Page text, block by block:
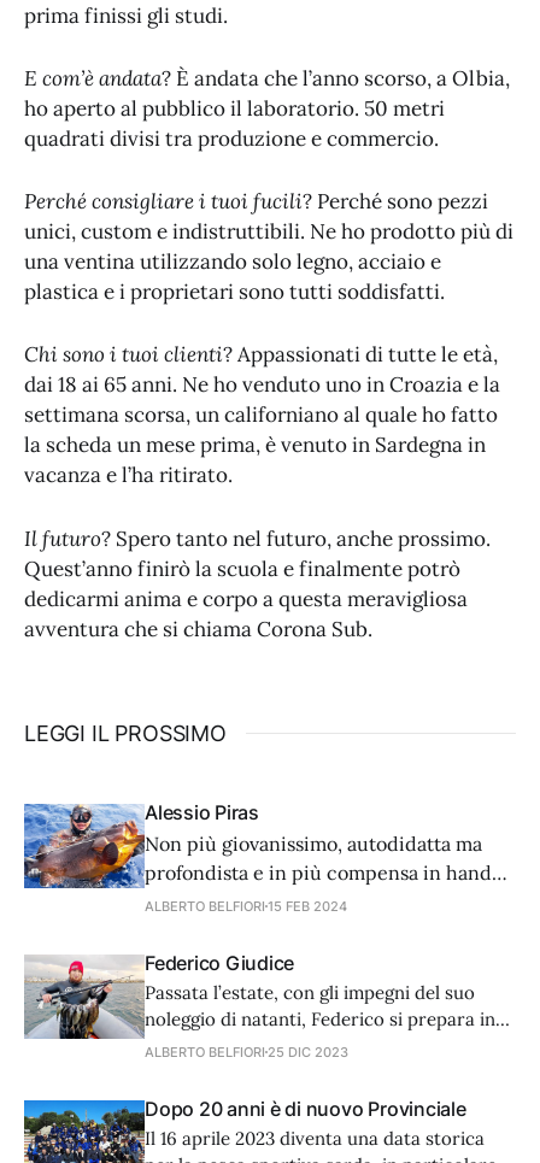
prima finissi gli studi.
E com’è andata? È andata che l’anno scorso, a Olbia,
ho aperto al pubblico il laboratorio. 50 metri
quadrati divisi tra produzione e commercio.
Perché consigliare i tuoi fucili? Perché sono pezzi
unici, custom e indistruttibili. Ne ho prodotto più di
una ventina utilizzando solo legno, acciaio e
plastica e i proprietari sono tutti soddisfatti.
Chi sono i tuoi clienti? Appassionati di tutte le età,
dai 18 ai 65 anni. Ne ho venduto uno in Croazia e la
settimana scorsa, un californiano al quale ho fatto
la scheda un mese prima, è venuto in Sardegna in
vacanza e l’ha ritirato.
Il futuro? Spero tanto nel futuro, anche prossimo.
Quest’anno finirò la scuola e finalmente potrò
dedicarmi anima e corpo a questa meravigliosa
avventura che si chiama Corona Sub.
LEGGI IL PROSSIMO
Alessio Piras
Non più giovanissimo, autodidatta ma
profondista e in più compensa in hand
free. Eccovi alcune pillole del trascorso
passione una professione.
ALBERTO BELFIORI 15 FEB 2024
Federico Giudice
Passata l’estate, con gli impegni del suo
noleggio di natanti, Federico si prepara in
attesa del Campionato italiano assoluto di
suo passato.
ALBERTO BELFIORI 25 DIC 2023
Dopo 20 anni è di nuovo Provinciale
Il 16 aprile 2023 diventa una data storica